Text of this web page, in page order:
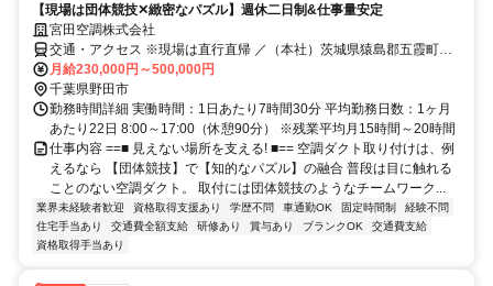
【現場は団体競技✕緻密なパズル】週休二日制&仕事量安定
宮田空調株式会社
交通・アクセス ※現場は直行直帰 ／（本社）茨城県猿島郡五霞町元
栗橋7411
月給230,000円～500,000円
千葉県野田市
勤務時間詳細 実働時間：1日あたり7時間30分 平均勤務日数：1ヶ月
あたり22日 8:00～17:00（休憩90分） ※残業平均月15時間～20時間
仕事内容 ==■ 見えない場所を支える! ■== 空調ダクト取り付けは、例
えるなら 【団体競技】で【知的なパズル】の融合 普段は目に触れる
ことのない空調ダクト。 取付には団体競技のようなチームワーク...
業界未経験者歓迎 資格取得支援あり 学歴不問 車通勤OK 固定時間制
経験不問
住宅手当あり
交通費全額支給 研修あり 賞与あり ブランクOK
交通費支給
資格取得手当あり